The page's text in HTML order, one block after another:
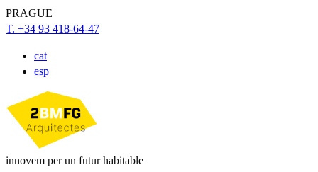
PRAGUE
T. +34 93 418-64-47
cat
esp
innovem per un futur habitable